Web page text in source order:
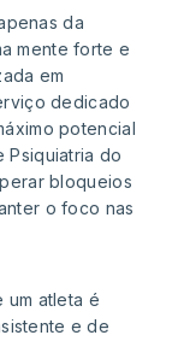
da
mente forte e
em
dedicado
potencial
Psiquiatria do
bloqueios
o foco nas
um atleta é
e de